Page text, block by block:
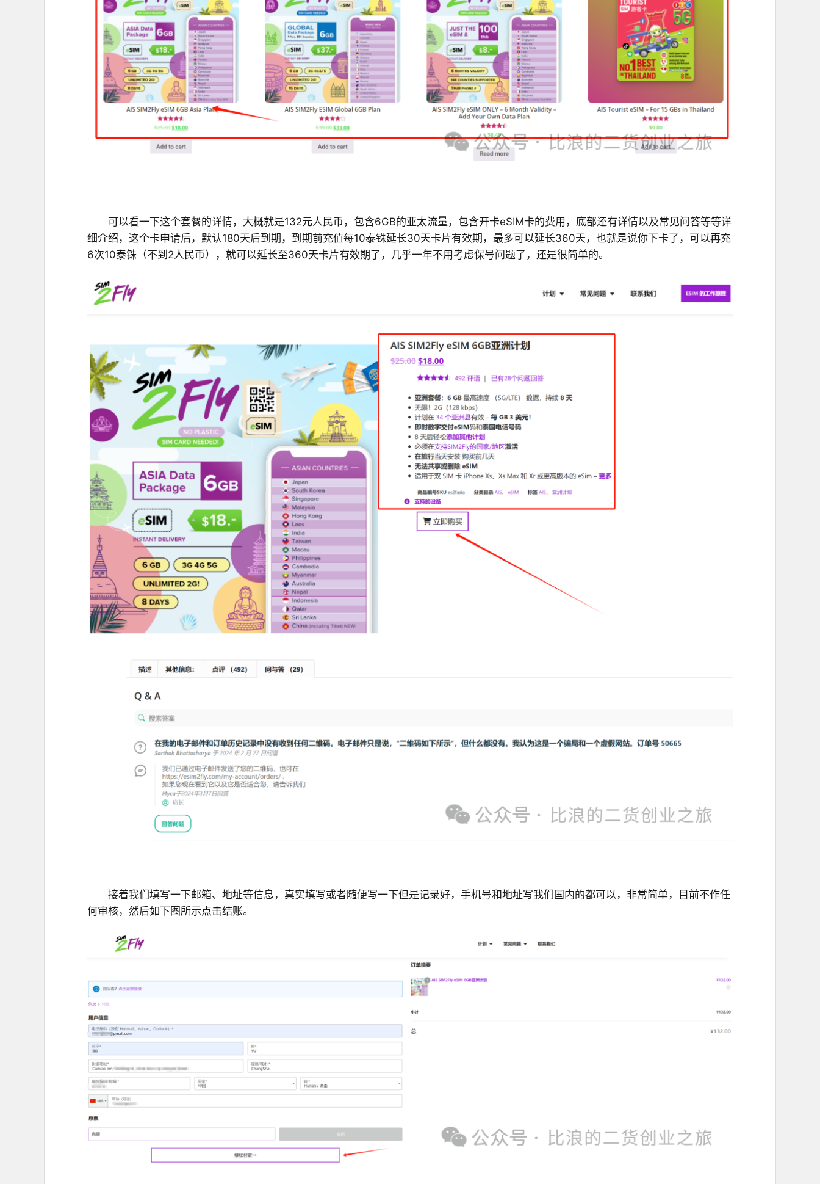
可以看一下这个套餐的详情，大概就是132元人民币，包含6GB的亚太流量，包含开卡eSIM卡的费用，底部还有详情以及常见问答等等详
细介绍，这个卡申请后，默认180天后到期，到期前充值每10泰铢延长30天卡片有效期，最多可以延长360天，也就是说你下卡了，可以再充
6次10泰铢（不到2人民币），就可以延长至360天卡片有效期了，几乎一年不用考虑保号问题了，还是很简单的。
接着我们填写一下邮箱、地址等信息，真实填写或者随便写一下但是记录好，手机号和地址写我们国内的都可以，非常简单，目前不作任
何审核，然后如下图所示点击结账。